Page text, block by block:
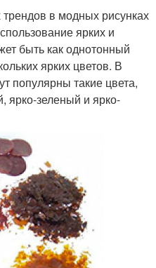
в модных рисунках
ярких и
быть как однотонный
ярких цветов. В
популярны такие цвета,
ярко-зеленый и ярко-